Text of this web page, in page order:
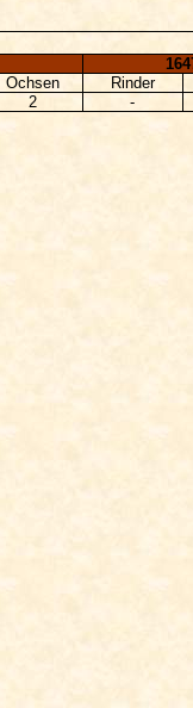
Ochsen Rinder
2 -